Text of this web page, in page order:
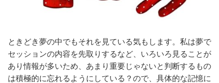
ときどき夢の中でもそれを見ている気もします。私は夢で
セッションの内容を先取りするなど、いろいろ見ることが
あり情報が多いため、あまり重要じゃないと判断するもの
は積極的に忘れるようにしている？ので、具体的な記憶に